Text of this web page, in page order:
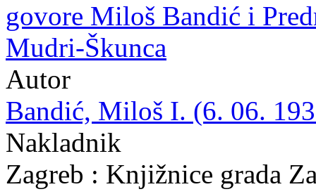
govore Miloš Bandić i
Mudri-Škunca
Autor
Bandić, Miloš I. (6. 06.
Nakladnik
Zagreb : Knjižnice grada